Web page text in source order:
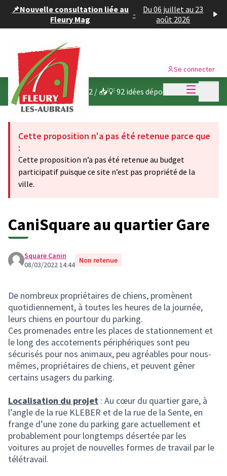
📌Nouvelle consultation liée au
Fleury Mag
-
Du 06 juillet au 23
août 2026
Menu
Se connecter
Budget participatif 2022 / 📥💡 92 idées déposées
Cette proposition n'a pas été retenue parce que
:
Cette proposition n’a pas été retenue au budget
participatif puisque ce site n’est pas propriété de la
ville.
CaniSquare au quartier Gare
Square Canin
08/03/2022 14:44 Non retenue
De nombreux propriétaires de chiens, promènent
quotidiennement, à toutes les heures de la journée,
leurs chiens en pourtour du parking.
Ces promenades entre les places de stationnement et
le long des accotements périphériques sont peu
sécurisés pour nos animaux, peu agréables pour nous-
mêmes, propriétaires de chiens, et peuvent gêner
certains usagers du parking.
Localisation du projet : Au cœur du quartier gare, à
l’angle de la rue KLEBER et de la rue de la Sente, en
frange d’une zone du parking gare actuellement et
probablement pour longtemps désertée par les
voitures au projet de nouvelles formes de travail par le
télétravail.
Panneau de gestion des cookies